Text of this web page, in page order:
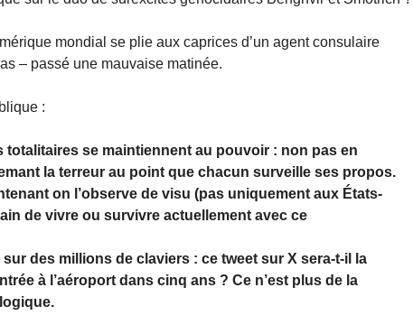
mondial se plie aux caprices d’un agent consulaire
– passé une mauvaise matinée.
:
totalitaires se maintiennent au pouvoir : non pas en
la terreur au point que chacun surveille ses propos.
on l’observe de visu (pas uniquement aux États-
de vivre ou survivre actuellement avec ce
des millions de claviers : ce tweet sur X sera-t-il la
à l’aéroport dans cinq ans ? Ce n’est plus de la